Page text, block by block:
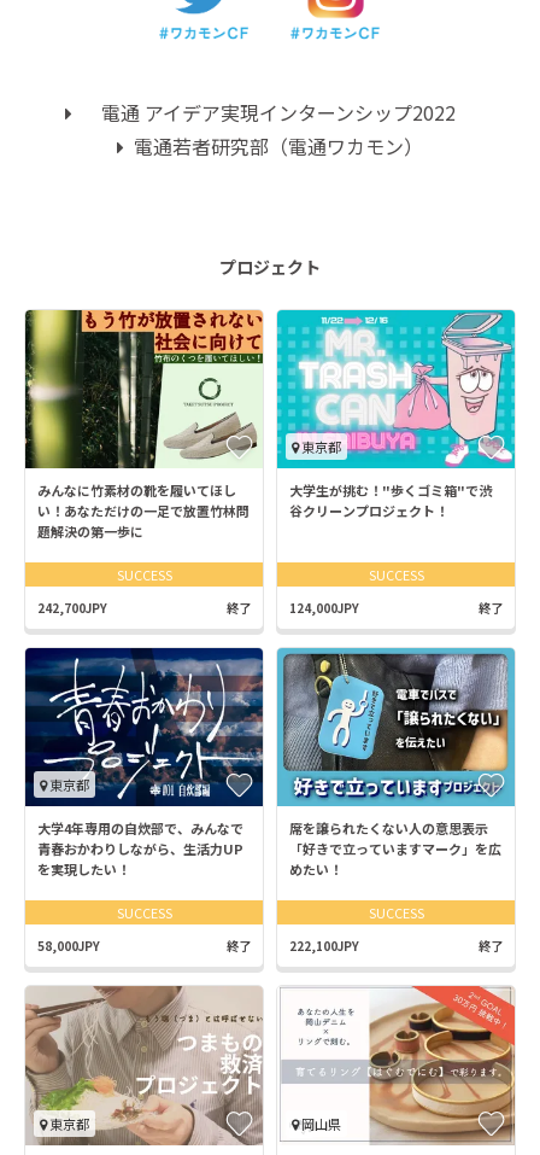
電通 アイデア実現インターンシップ2022
電通若者研究部（電通ワカモン）
プロジェクト
みんなに竹素材の靴を履いてほし
い！あなただけの一足で放置竹林問
題解決の第一歩に
SUCCESS
242,700JPY 終了
東京都
大学生が挑む！"歩くゴミ箱"で渋
谷クリーンプロジェクト！
SUCCESS
124,000JPY 終了
東京都
大学4年専用の自炊部で、みんなで
青春おかわりしながら、生活力UP
を実現したい！
SUCCESS
58,000JPY 終了
席を譲られたくない人の意思表示
「好きで立っていますマーク」を広
めたい！
SUCCESS
222,100JPY 終了
東京都 岡山県